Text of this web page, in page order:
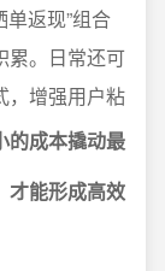
单返现”组合
累。日常还可
，增强用户粘
的成本撬动最
才能形成高效